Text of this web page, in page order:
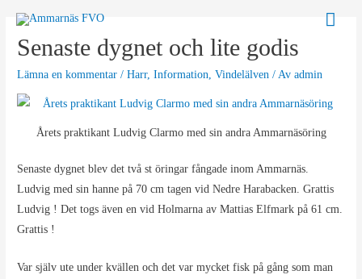
innehållSenaste dygnet och lite godis
Lämna en kommentar /Harr,Information,Vindelälven / Av admin
Årets praktikant Ludvig Clarmo med sin andra Ammarnäsöring
Senaste dygnet blev det två st öringar fångade inom Ammarnäs.
Ludvig med sin hanne på 70 cm tagen vid Nedre Harabacken. Grattis
Ludvig ! Det togs även en vid Holmarna av Mattias Elfmark på 61 cm.
Grattis !
Var själv ute under kvällen och det var mycket fisk på gång som man